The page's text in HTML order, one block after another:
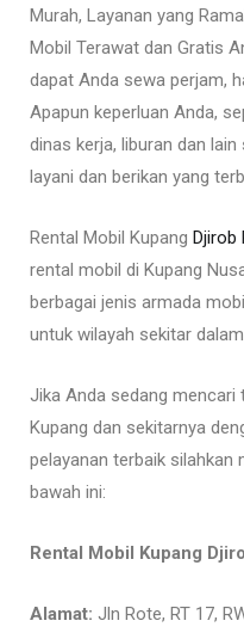
Murah, Layanan yang
Mobil Terawat dan Gratis
dapat Anda sewa perjam,
Apapun keperluan Anda,
dinas kerja, liburan dan
layani dan berikan yang
Rental Mobil Kupang Djirob
rental mobil di Kupang
berbagai jenis armada
untuk wilayah sekitar
Jika Anda sedang
Kupang dan sekitarnya
pelayanan terbaik silahkan
bawah ini:
Rental Mobil Kupang
Alamat: Jln Rote, RT 17,